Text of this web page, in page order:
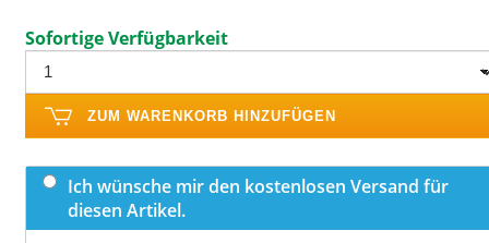
Sofortige Verfügbarkeit
ZUM WARENKORB HINZUFÜGEN
Ich wünsche mir den kostenlosen Versand für
diesen Artikel.